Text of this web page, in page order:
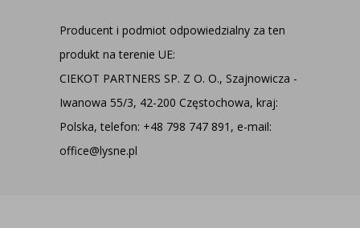
Producent i podmiot odpowiedzialny za ten
produkt na terenie UE:
CIEKOT PARTNERS SP. Z O. O., Szajnowicza -
Iwanowa 55/3, 42-200 Częstochowa, kraj:
Polska, telefon: +48 798 747 891, e-mail:
office@lysne.pl